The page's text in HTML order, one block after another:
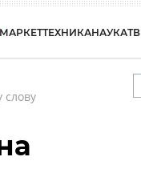
МАРКЕТТЕХНИКАНАУКАТВ
слову